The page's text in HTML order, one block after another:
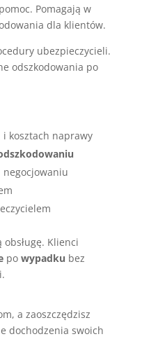
Pomagają w
dla klientów.
ubezpieczycieli.
odszkodowania po
kosztach naprawy
obsługę. Klienci
po wypadku bez
a zaoszczędzisz
dochodzenia swoich